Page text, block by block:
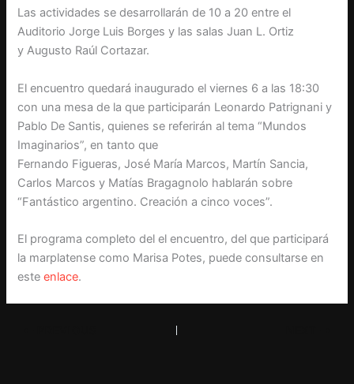
Las actividades se desarrollarán de 10 a 20 entre el
Auditorio Jorge Luis Borges y las salas Juan L. Ortiz
y Augusto Raúl Cortazar.
El encuentro quedará inaugurado el viernes 6 a las 18:30
con una mesa de la que participarán Leonardo Patrignani y
Pablo De Santis, quienes se referirán al tema “Mundos
Imaginarios”, en tanto que
Fernando Figueras, José María Marcos, Martín Sancia,
Carlos Marcos y Matías Bragagnolo hablarán sobre
“Fantástico argentino. Creación a cinco voces”.
El programa completo del el encuentro, del que participará
la marplatense como Marisa Potes, puede consultarse en
esteenlace.